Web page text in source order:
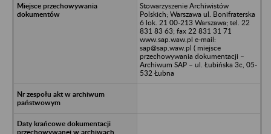
Stowarzyszenie Archiwistów
Polskich; Warszawa ul. Bonifraterska
6 lok. 21 00-213 Warszawa; tel. 22
831 83 63; fax 22 831 31 71
www.sap.waw.pl e-mail:
sap@sap.waw.pl ( miejsce
przechowywania dokumentacji –
Archiwum SAP – ul. Łubińska 3c, 05-
532 Łubna